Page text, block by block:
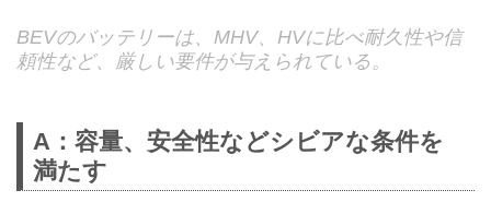
BEVのバッテリーは、MHV、HVに比べ耐久性や信
頼性など、厳しい要件が与えられている。
A：容量、安全性などシビアな条件を
満たす